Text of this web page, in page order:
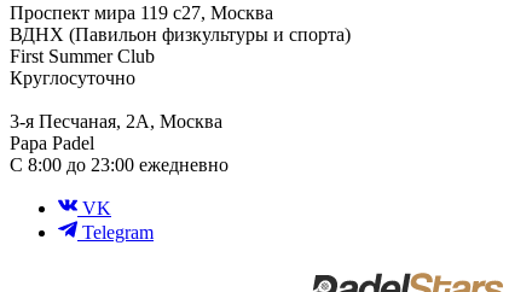
Проспект мира 119 с27, Москва
ВДНХ (Павильон физкультуры и спорта)
First Summer Club
Круглосуточно
3-я Песчаная, 2А, Москва
Papa Padel
С 8:00 до 23:00 ежедневно
VK
Telegram